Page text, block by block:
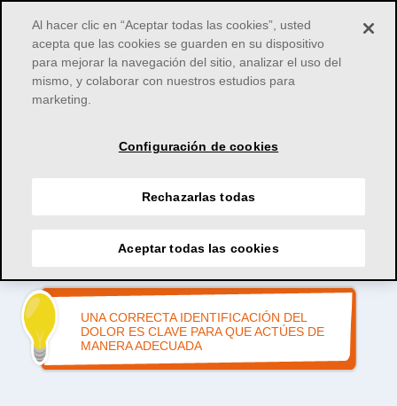
UNA CORRECTA IDENTIFICACIÓN DEL
DOLOR ES CLAVE PARA QUE ACTÚES DE
MANERA ADECUADA
Al hacer clic en “Aceptar todas las cookies”, usted
acepta que las cookies se guarden en su dispositivo
para mejorar la navegación del sitio, analizar el uso del
mismo, y colaborar con nuestros estudios para
marketing.
Configuración de cookies
Rechazarlas todas
Aceptar todas las cookies